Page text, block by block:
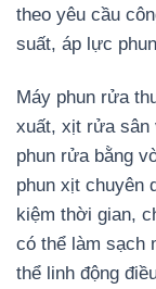
theo yêu cầu
suất, áp lực
Máy phun rửa
xuất, xịt rửa
phun rửa bằng
phun xịt chuyên
kiệm thời gian,
có thể làm sạch
thể linh động